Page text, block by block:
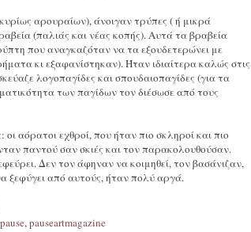
αρουραίων), άνοιγαν τρύπες ( ή μικρά
(παλιάς και νέας κοπής). Αυτά τα βραβεία
που αναγκαζόταν να τα εξουδετερώνει με
κι εξαφανίστηκαν). Ήταν ιδιαίτερα καλώς στις
λογοπαγίδες και σπουδαιοπαγίδες (για τα
των παγίδων τον διέσωσε από τους
αόρατοι εχθροί, που ήταν πιο σκληροί και πιο
παντού σαν σκιές και τον παρακολουθούσαν.
Δεν τον άφηναν να κοιμηθεί, τον βασάνιζαν,
ξεφύγει από αυτούς, ήταν πολύ αργά.
pause,pauseartmagazine